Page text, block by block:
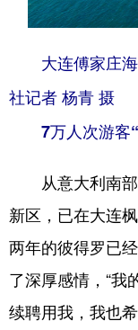
大连傅家庄
社记者 杨青 摄
7万人次游客
从意大利南部
新区，已在大连
两年的彼得罗已
了深厚感情，“我
续聘用我，我也